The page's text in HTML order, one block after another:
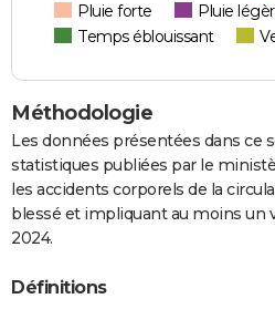
Pluie forte
Pluie
Temps éblouissant
Méthodologie
Les données présentées dans ce
statistiques publiées par le
les accidents corporels de la
blessé et impliquant au moins un
2024.
Définitions